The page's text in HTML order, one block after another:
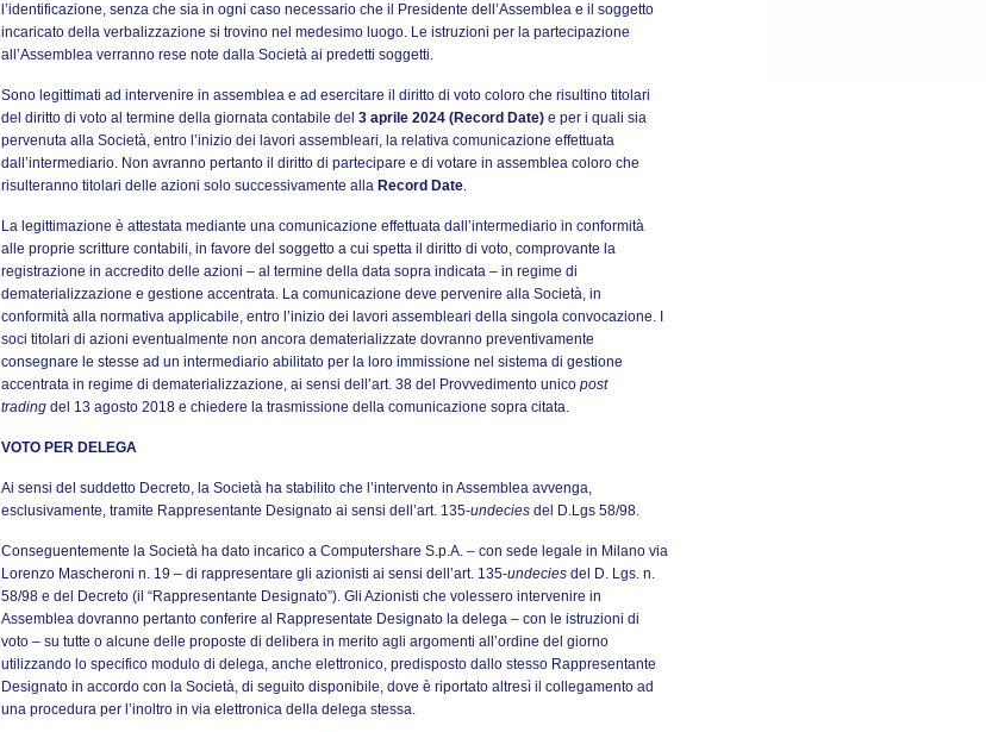
l’identificazione, senza che sia in ogni caso necessario che il Presidente dell’Assemblea e il soggetto
incaricato della verbalizzazione si trovino nel medesimo luogo. Le istruzioni per la partecipazione
all’Assemblea verranno rese note dalla Società ai predetti soggetti.
Sono legittimati ad intervenire in assemblea e ad esercitare il diritto di voto coloro che risultino titolari
del diritto di voto al termine della giornata contabile del 3 aprile 2024 (Record Date) e per i quali sia
pervenuta alla Società, entro l’inizio dei lavori assembleari, la relativa comunicazione effettuata
dall’intermediario. Non avranno pertanto il diritto di partecipare e di votare in assemblea coloro che
risulteranno titolari delle azioni solo successivamente alla Record Date.
La legittimazione è attestata mediante una comunicazione effettuata dall’intermediario in conformità
alle proprie scritture contabili, in favore del soggetto a cui spetta il diritto di voto, comprovante la
registrazione in accredito delle azioni – al termine della data sopra indicata – in regime di
dematerializzazione e gestione accentrata. La comunicazione deve pervenire alla Società, in
conformità alla normativa applicabile, entro l’inizio dei lavori assembleari della singola convocazione. I
soci titolari di azioni eventualmente non ancora dematerializzate dovranno preventivamente
consegnare le stesse ad un intermediario abilitato per la loro immissione nel sistema di gestione
accentrata in regime di dematerializzazione, ai sensi dell’art. 38 del Provvedimento unico post
trading del 13 agosto 2018 e chiedere la trasmissione della comunicazione sopra citata.
VOTO PER DELEGA
Ai sensi del suddetto Decreto, la Società ha stabilito che l’intervento in Assemblea avvenga,
esclusivamente, tramite Rappresentante Designato ai sensi dell’art. 135-undecies del D.Lgs 58/98.
Conseguentemente la Società ha dato incarico a Computershare S.p.A. – con sede legale in Milano via
Lorenzo Mascheroni n. 19 – di rappresentare gli azionisti ai sensi dell’art. 135-undecies del D. Lgs. n.
58/98 e del Decreto (il “Rappresentante Designato”). Gli Azionisti che volessero intervenire in
Assemblea dovranno pertanto conferire al Rappresentate Designato la delega – con le istruzioni di
voto – su tutte o alcune delle proposte di delibera in merito agli argomenti all’ordine del giorno
utilizzando lo specifico modulo di delega, anche elettronico, predisposto dallo stesso Rappresentante
Designato in accordo con la Società, di seguito disponibile, dove è riportato altresì il collegamento ad
una procedura per l’inoltro in via elettronica della delega stessa.